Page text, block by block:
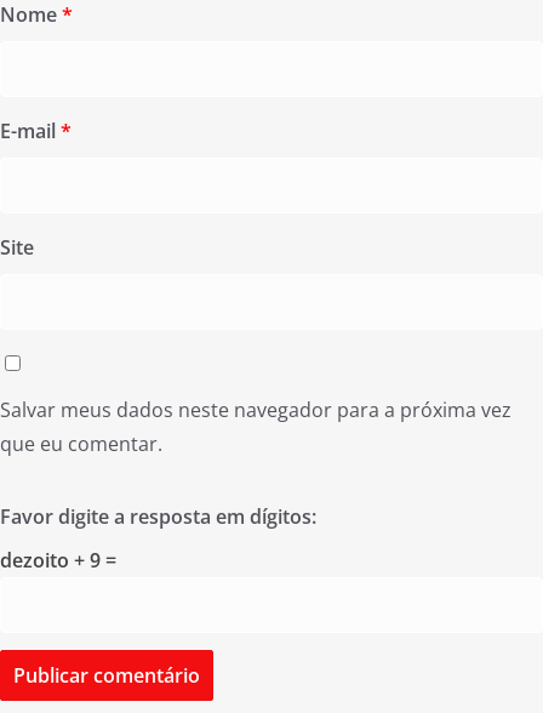
Nome*
E-mail*
Site
Salvar meus dados neste navegador para a próxima vez
que eu comentar.
Favor digite a resposta em dígitos:
dezoito + 9 =